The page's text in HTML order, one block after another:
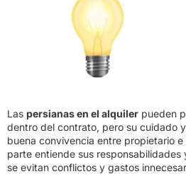
Las persianas en el alquiler pueden
dentro del contrato, pero su cuidado
buena convivencia entre propietario
parte entiende sus
se evitan conflictos y gastos